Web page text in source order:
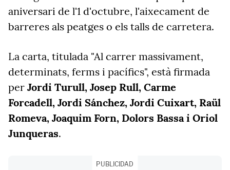
aniversari de l'1 d'octubre, l'aixecament de
barreres als peatges o els talls de carretera.
La carta, titulada "Al carrer massivament,
determinats, ferms i pacífics", està firmada
per Jordi Turull, Josep Rull, Carme
Forcadell, Jordi Sánchez, Jordi Cuixart, Raül
Romeva, Joaquim Forn, Dolors Bassa i Oriol
Junqueras.
PUBLICIDAD